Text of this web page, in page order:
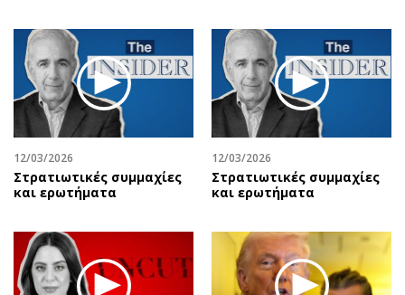
12/03/2026
Στρατιωτικές συμμαχίες
και ερωτήματα
12/03/2026
Στρατιωτικές συμμαχίες
και ερωτήματα